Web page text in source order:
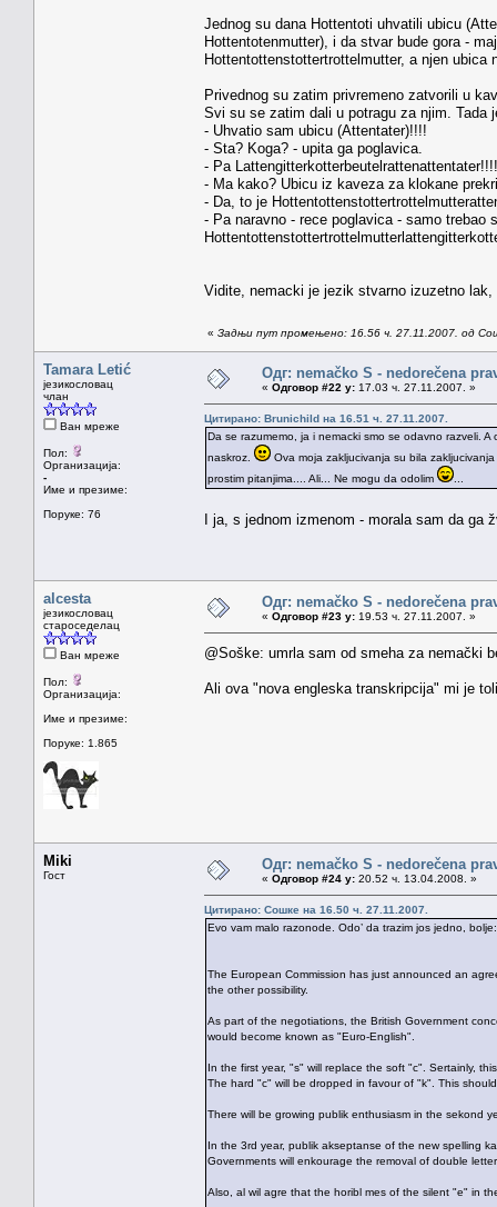
Jednog su dana Hottentoti uhvatili ubicu
Hottentotenmutter), i da stvar bude gora -
Hottentottenstottertrottelmutter, a njen ubica
Privednog su zatim privremeno zatvorili u
Svi su se zatim dali u potragu za njim. Tada
- Uhvatio sam ubicu (Attentater)!!!!
- Sta? Koga? - upita ga poglavica.
- Pa
- Ma kako? Ubicu iz kaveza za klokane
- Da, to je
- Pa naravno - rece poglavica - samo trebao
Vidite, nemacki je jezik stvarno izuzetno
« Задњи пут промењено: 16.56 ч. 27.11.2007. од
Tamara Letić
језикословац
члан
Ван мреже
Пол:
Организација:
-
Име и презиме:
Поруке: 76
Одг: nemačko S - nedorečena
« Одговор #22 у: 17.03 ч. 27.11.2007. »
Цитирано: Brunichild на 16.51 ч. 27.11.2007.
Da se razumemo, ja i nemacki smo se odavno razveli.
naskroz.
Ova moja zakljucivanja su bila
prostim pitanjima.... Ali... Ne mogu da odolim
I ja, s jednom izmenom - morala sam da ga
alcesta
језикословац
староседелац
Ван мреже
Пол:
Организација:
Име и презиме:
Поруке: 1.865
Одг: nemačko S - nedorečena
« Одговор #23 у: 19.53 ч. 27.11.2007. »
@Soške: umrla sam od smeha za nemački
Ali ova "nova engleska transkripcija" mi je
Miki
Гост
Одг: nemačko S - nedorečena
« Одговор #24 у: 20.52 ч. 13.04.2008. »
Цитирано: Сошке на 16.50 ч. 27.11.2007.
Evo vam malo razonode. Odo’ da trazim jos jedno, bolje:
The European Commission has just announced an
the other possibility.
As part of the negotiations, the British Government
would become known as "Euro-English".
In the first year, "s" will replace the soft "c". Sertainly,
The hard "c" will be dropped in favour of "k". This
There will be growing publik enthusiasm in the sekond
In the 3rd year, publik akseptanse of the new spelling
Governments will enkourage the removal of double
Also, al wil agre that the horibl mes of the silent "e" in